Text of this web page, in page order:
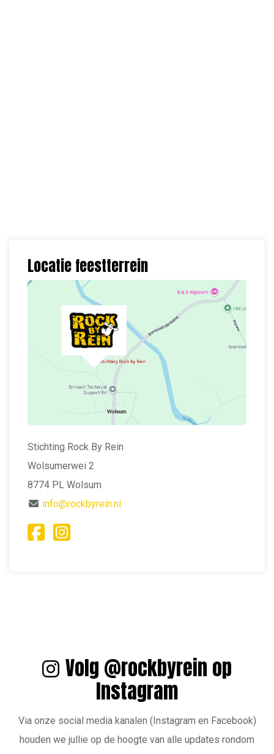
Locatie feestterrein
Stichting Rock By Rein
Wolsumerwei 2
8774 PL Wolsum
info@rockbyrein.nl
Volg @rockbyrein op
Instagram
Via onze social media kanalen (Instagram en Facebook)
houden we jullie op de hoogte van alle updates rondom